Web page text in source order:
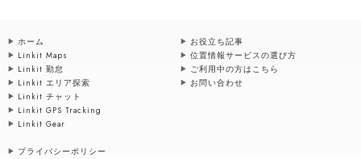
ホーム
Linkit Maps
Linkit 勤怠
Linkit エリア探索
Linkit チャット
Linkit GPS Tracking
Linkit Gear
お役立ち記事
位置情報サービスの選び方
ご利用中の方はこちら
お問い合わせ
プライバシーポリシー